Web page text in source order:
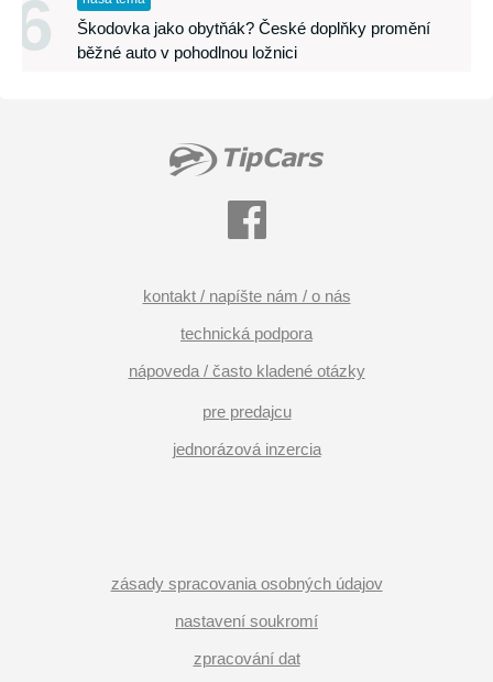
6
Škodovka jako obytňák? České doplňky promění
běžné auto v pohodlnou ložnici
kontakt / napíšte nám / o nás
technická podpora
nápoveda / často kladené otázky
pre predajcu
jednorázová inzercia
zásady spracovania osobných údajov
nastavení soukromí
zpracování dat